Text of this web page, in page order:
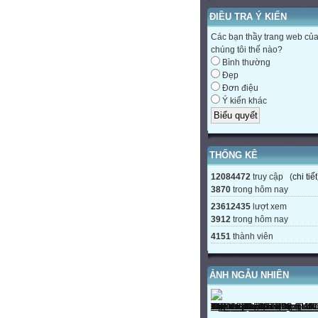
ĐIỀU TRA Ý KIẾN
Các bạn thầy trang web của
chúng tôi thế nào?
Bình thường
Đẹp
Đơn điệu
Ý kiến khác
THỐNG KÊ
12084472 truy cập (chi tiết
3870 trong hôm nay
23612435 lượt xem
3912 trong hôm nay
4151 thành viên
ẢNH NGẪU NHIÊN